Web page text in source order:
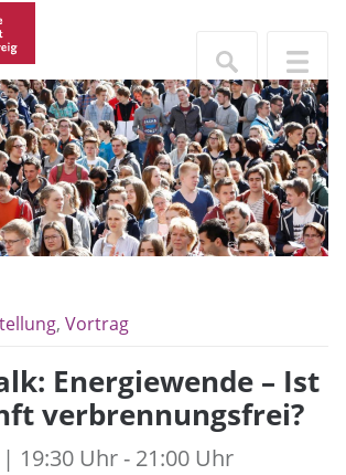
, Vortrag
Energiewende – Ist
verbrennungsfrei?
19:30 Uhr - 21:00 Uhr